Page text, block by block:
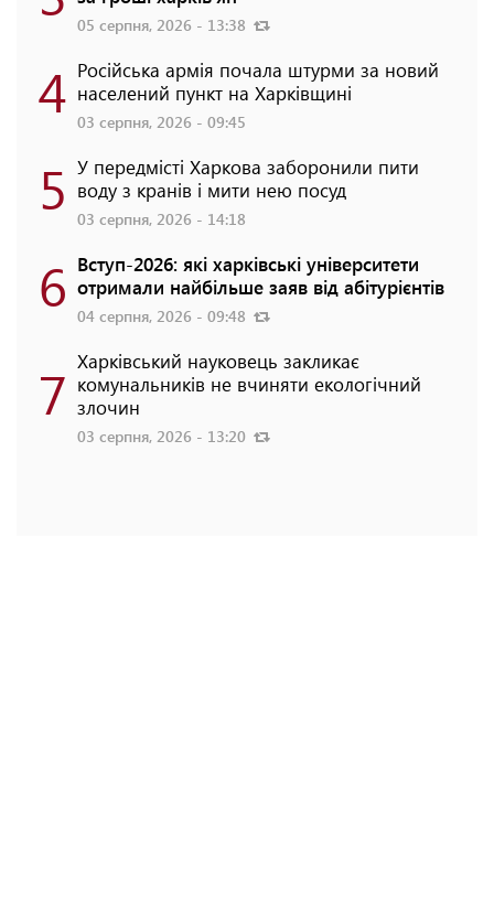
05 серпня, 2026 - 13:38
4 Російська армія почала штурми за новий
населений пункт на Харківщині
03 серпня, 2026 - 09:45
5 У передмісті Харкова заборонили пити
воду з кранів і мити нею посуд
03 серпня, 2026 - 14:18
6 Вступ-2026: які харківські університети
отримали найбільше заяв від абітурієнтів
04 серпня, 2026 - 09:48
7 Харківський науковець закликає
комунальників не вчиняти екологічний
злочин
03 серпня, 2026 - 13:20